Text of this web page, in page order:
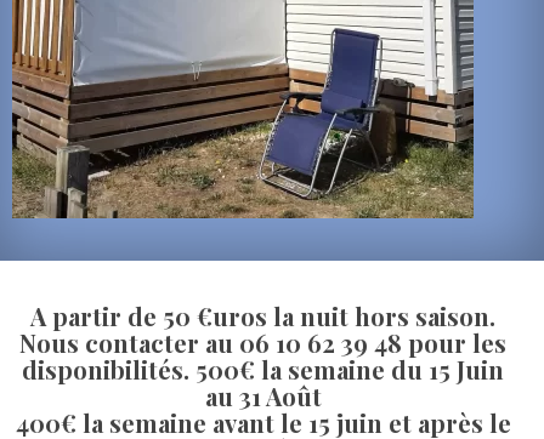
A partir de 50 €uros la nuit hors saison.
Nous contacter au 06 10 62 39 48 pour les
disponibilités. 500€ la semaine du 15 Juin
au 31 Août
400€ la semaine avant le 15 juin et après le